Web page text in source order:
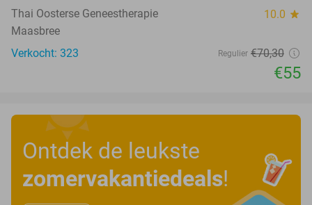
Thai Oosterse Geneestherapie 10.0 star
Maasbree
Verkocht: 323
Regulier €70,30
€55
Ontdek de leukste
zomervakantiedeals!